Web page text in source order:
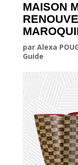
MAISON
par Alexa
Guide